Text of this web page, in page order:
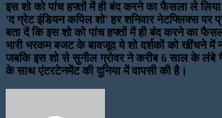
इस शो को पांच हफ्तों में ही बंद करने का फैसला ले लिया
'द ग्रेट इंडियन कपिल शो' हर शनिवार नेटफ्लिक्स पर
बता दें कि इस शो को पांच हफ्तों में ही बंद करने का
भारी भरकम बजट के बावजूद ये शो दर्शकों को खींचने में
जबकि इस शो से सुनील ग्रोवर ने करीब 6 साल के लंबे
के साथ एंटरटेनमेंट की दुनिया में वापसी की है।